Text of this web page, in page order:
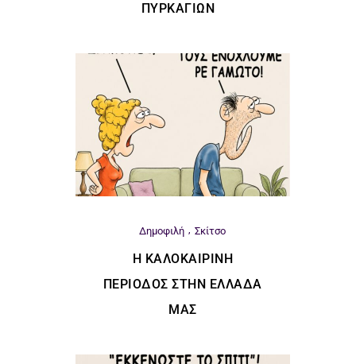
ΠΥΡΚΑΓΙΏΝ
Δημοφιλή Σκίτσο
Η ΚΑΛΟΚΑΙΡΙΝΉ
ΠΕΡΊΟΔΟΣ ΣΤΗΝ ΕΛΛΆΔΑ
ΜΑΣ